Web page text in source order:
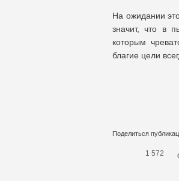
На ожидании
значит, что в
которым
благие цели
Поделиться
1 572